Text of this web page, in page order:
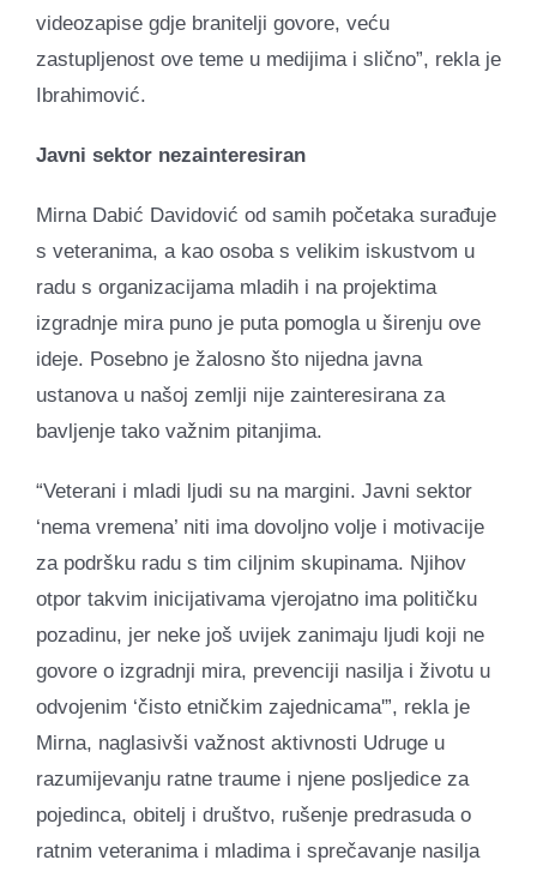
videozapise gdje branitelji govore, veću
zastupljenost ove teme u medijima i slično”, rekla je
Ibrahimović.
Javni sektor nezainteresiran
Mirna Dabić Davidović od samih početaka surađuje
s veteranima, a kao osoba s velikim iskustvom u
radu s organizacijama mladih i na projektima
izgradnje mira puno je puta pomogla u širenju ove
ideje. Posebno je žalosno što nijedna javna
ustanova u našoj zemlji nije zainteresirana za
bavljenje tako važnim pitanjima.
“Veterani i mladi ljudi su na margini. Javni sektor
‘nema vremena’ niti ima dovoljno volje i motivacije
za podršku radu s tim ciljnim skupinama. Njihov
otpor takvim inicijativama vjerojatno ima političku
pozadinu, jer neke još uvijek zanimaju ljudi koji ne
govore o izgradnji mira, prevenciji nasilja i životu u
odvojenim ‘čisto etničkim zajednicama'”, rekla je
Mirna, naglasivši važnost aktivnosti Udruge u
razumijevanju ratne traume i njene posljedice za
pojedinca, obitelj i društvo, rušenje predrasuda o
ratnim veteranima i mladima i sprečavanje nasilja